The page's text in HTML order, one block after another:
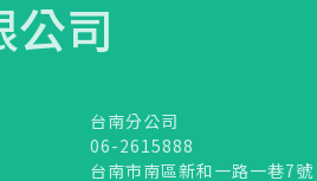
公司
台南分公司
06-2615888
台南市南區新和一路一巷7號